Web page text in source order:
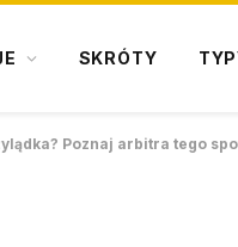
SKRÓTY
Poznaj arbitra tego